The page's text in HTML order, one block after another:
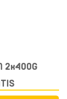
2x400G